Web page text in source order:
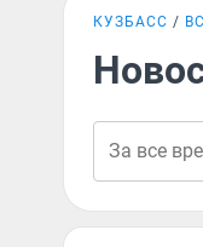
КУЗБАСС